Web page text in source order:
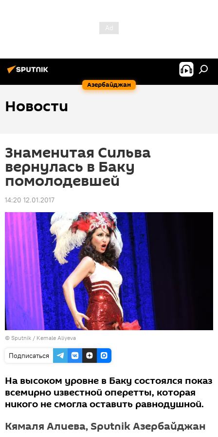
Азербайджан
Новости
Знаменитая Сильва
вернулась в Баку
помолодевшей
14:20 12.01.2017
© Sputnik / Kemale Aliyeva
Подписаться
На высоком уровне в Баку состоялся показ
всемирно известной оперетты, которая
никого не смогла оставить равнодушной.
Кямаля Алиева, Sputnik Азербайджан